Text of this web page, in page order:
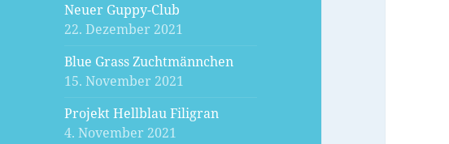
Neuer Guppy-Club
22. Dezember 2021
Blue Grass Zuchtmännchen
15. November 2021
Projekt Hellblau Filigran
4. November 2021